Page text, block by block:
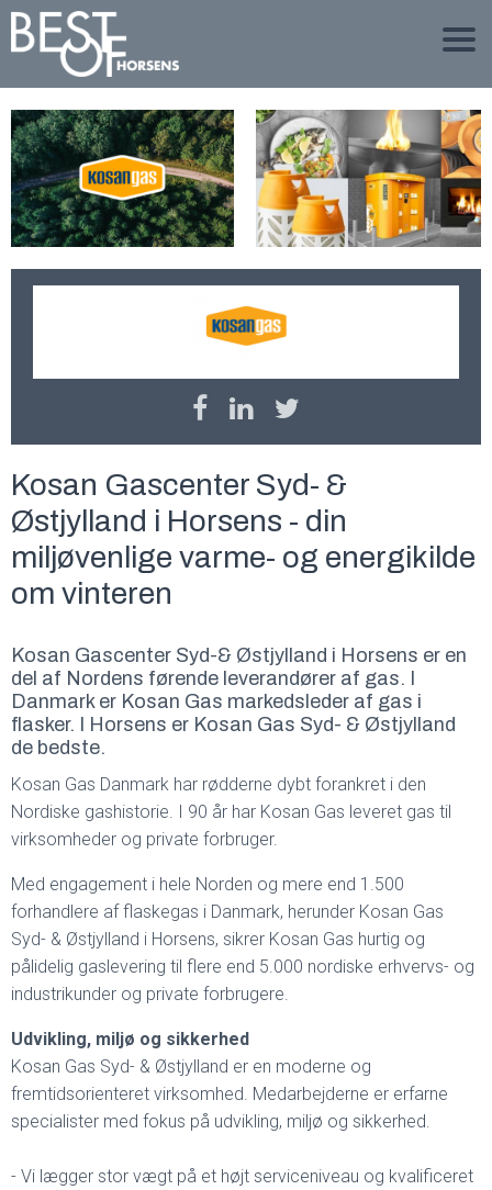
Kosan Gascenter Syd- &
Østjylland i Horsens - din
miljøvenlige varme- og energikilde
om vinteren
Kosan Gascenter Syd-& Østjylland i Horsens er en
del af Nordens førende leverandører af gas. I
Danmark er Kosan Gas markedsleder af gas i
flasker. I Horsens er Kosan Gas Syd- & Østjylland
de bedste.
Kosan Gas Danmark har rødderne dybt forankret i den
Nordiske gashistorie. I 90 år har Kosan Gas leveret gas til
virksomheder og private forbruger.
Med engagement i hele Norden og mere end 1.500
forhandlere af flaskegas i Danmark, herunder Kosan Gas
Syd- & Østjylland i Horsens, sikrer Kosan Gas hurtig og
pålidelig gaslevering til flere end 5.000 nordiske erhvervs- og
industrikunder og private forbrugere.
Udvikling, miljø og sikkerhed
Kosan Gas Syd- & Østjylland er en moderne og
fremtidsorienteret virksomhed. Medarbejderne er erfarne
specialister med fokus på udvikling, miljø og sikkerhed.
- Vi lægger stor vægt på et højt serviceniveau og kvalificeret